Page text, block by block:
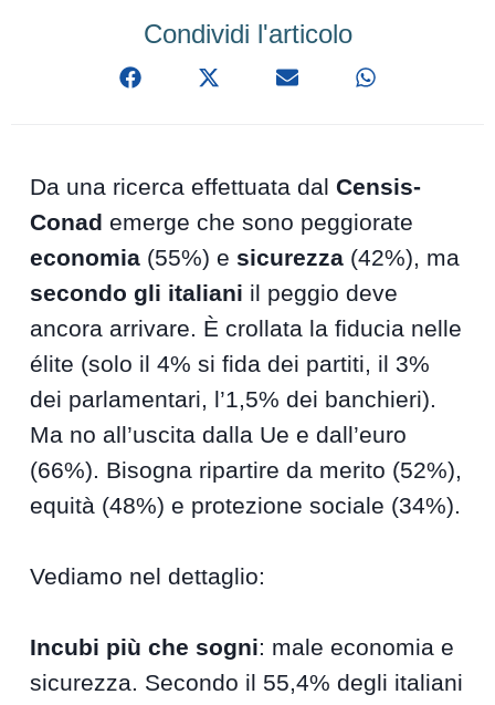
Condividi l'articolo
Da una ricerca effettuata dalCensis-
Conad emerge che sono peggiorate
economia (55%) e sicurezza (42%), ma
secondo gli italiani il peggio deve
ancora arrivare. È crollata la fiducia nelle
élite (solo il 4% si fida dei partiti, il 3%
dei parlamentari, l’1,5% dei banchieri).
Ma no all’uscita dalla Ue e dall’euro
(66%). Bisogna ripartire da merito (52%),
equità (48%) e protezione sociale (34%).
Vediamo nel dettaglio:
Incubi più che sogni: male economia e
sicurezza. Secondo il 55,4% degli italiani